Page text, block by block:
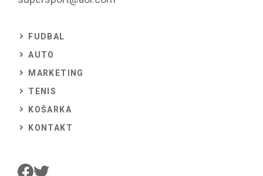
FUDBAL
AUTO
MARKETING
TENIS
KOŠARKA
KONTAKT